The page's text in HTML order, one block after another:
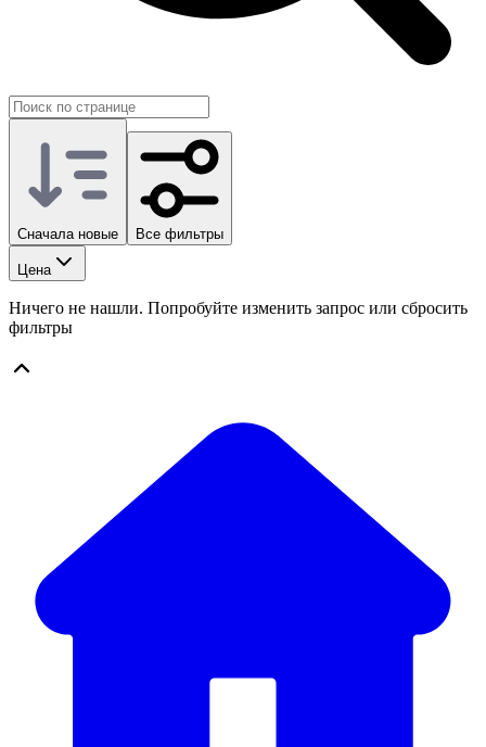
Сначала новые Все фильтры
Цена
Ничего не нашли. Попробуйте изменить запрос или сбросить
фильтры